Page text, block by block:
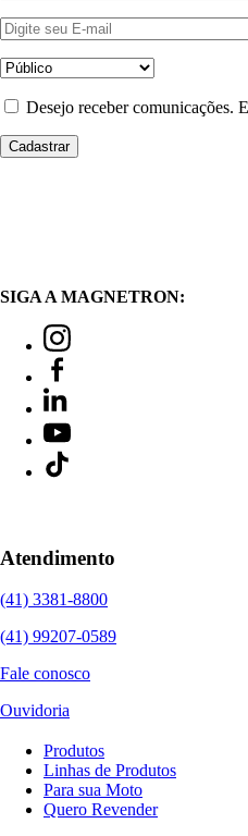
Desejo receber comunicações.
SIGA A MAGNETRON:
Atendimento
(41) 3381-8800
(41) 99207-0589
Fale conosco
Ouvidoria
Produtos
Linhas de Produtos
Para sua Moto
Quero Revender